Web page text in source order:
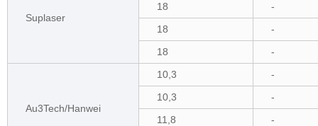
Suplaser
18
-
18
-
18
-
Au3Tech/Hanwei
10,3
-
10,3
-
11,8
-